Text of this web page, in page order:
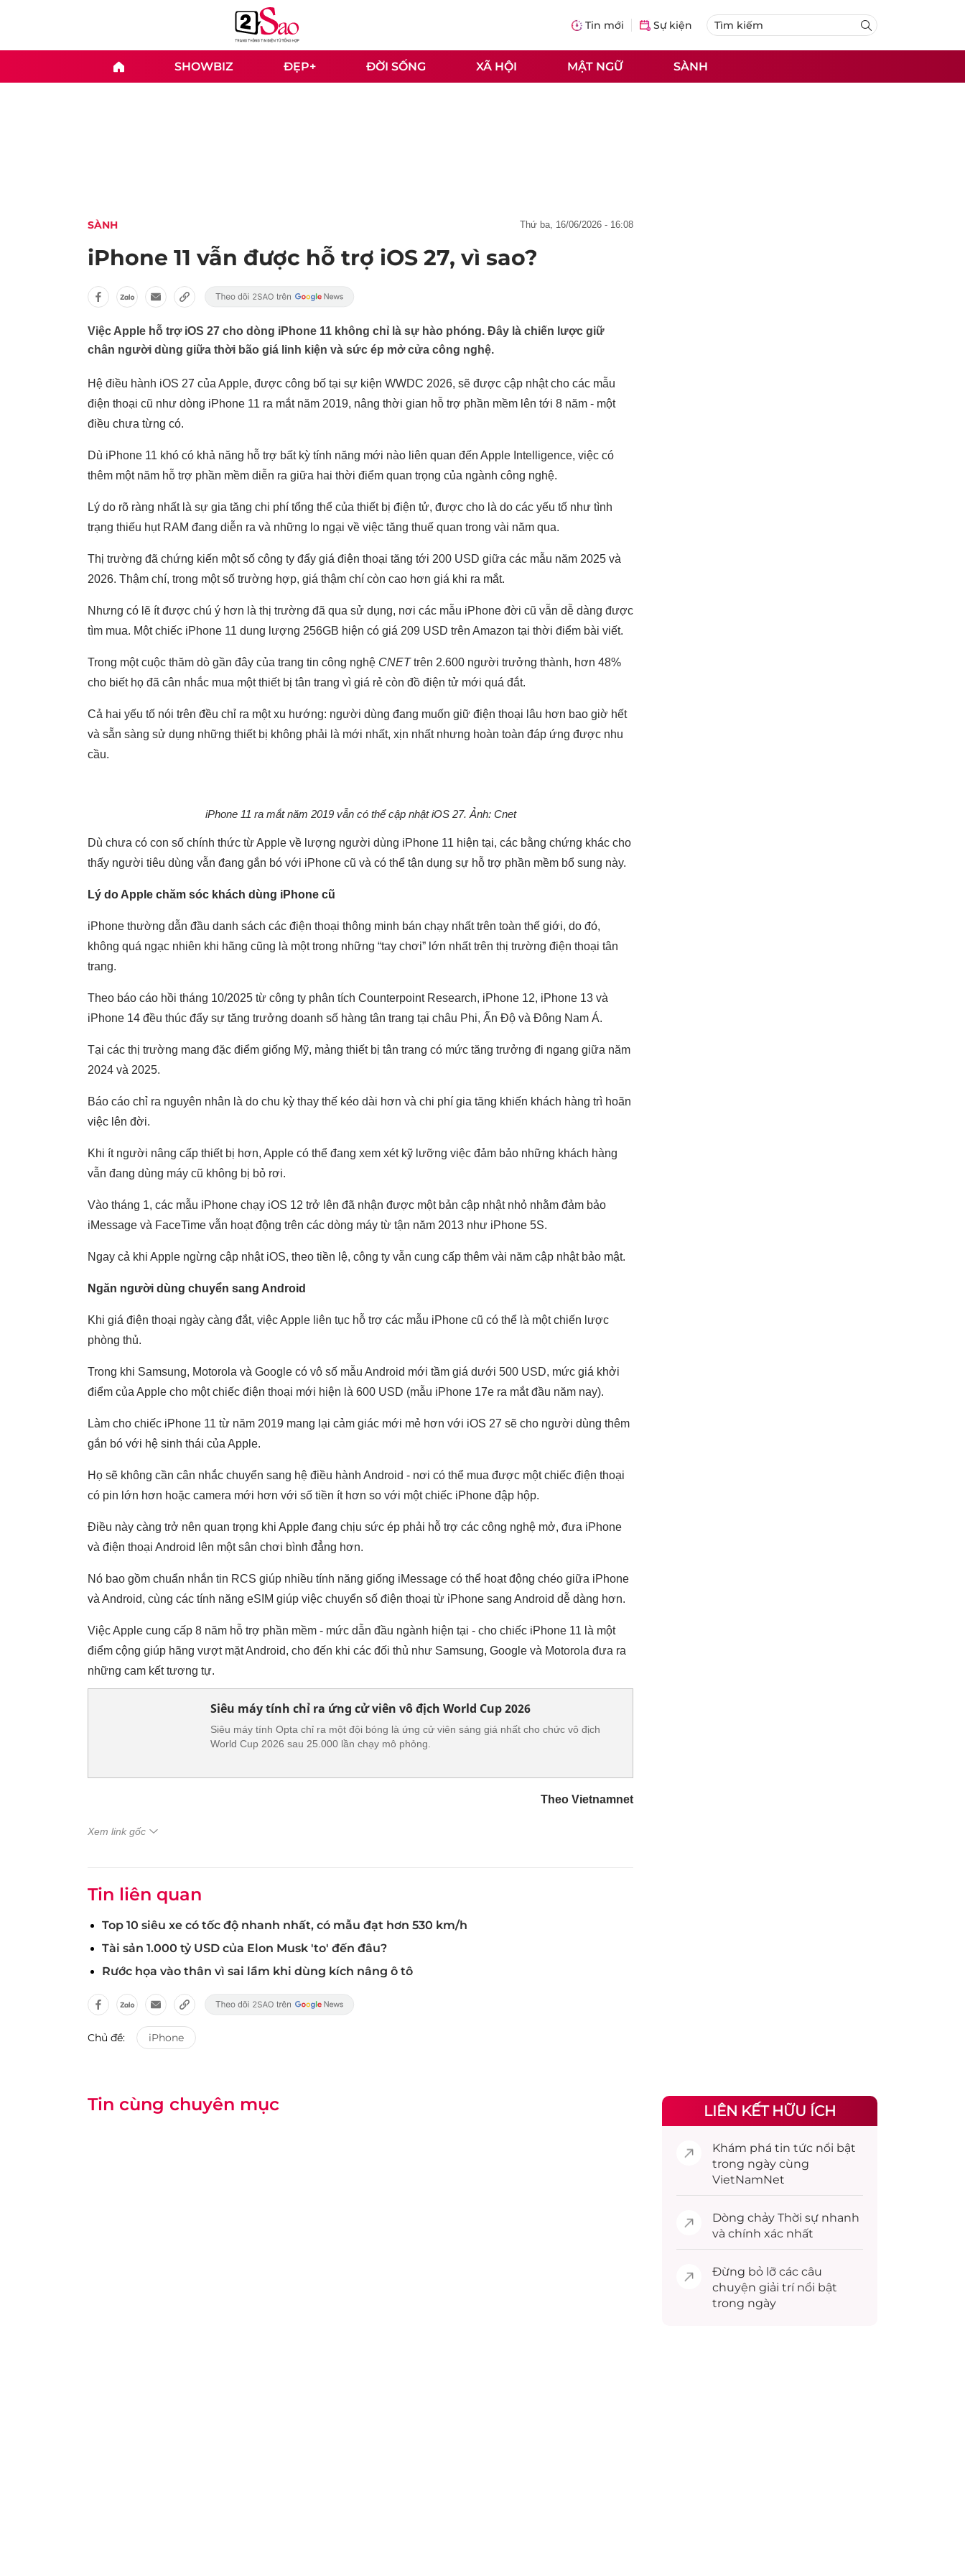
Tin mới Sự kiện
SHOWBIZ ĐẸP+ ĐỜI SỐNG XÃ HỘI MẬT NGỮ SÀNH
SÀNH thứ ba, 16/06/2026 - 16:08
iPhone 11 vẫn được hỗ trợ iOS 27, vì sao?
Việc Apple hỗ trợ iOS 27 cho dòng iPhone 11 không chỉ là sự hào phóng. Đây là chiến lược giữ
chân người dùng giữa thời bão giá linh kiện và sức ép mở cửa công nghệ.
Hệ điều hành iOS 27 của Apple, được công bố tại sự kiện WWDC 2026, sẽ được cập nhật cho các mẫu
điện thoại cũ như dòng iPhone 11 ra mắt năm 2019, nâng thời gian hỗ trợ phần mềm lên tới 8 năm - một
điều chưa từng có.
Dù iPhone 11 khó có khả năng hỗ trợ bất kỳ tính năng mới nào liên quan đến Apple Intelligence, việc có
thêm một năm hỗ trợ phần mềm diễn ra giữa hai thời điểm quan trọng của ngành công nghệ.
Lý do rõ ràng nhất là sự gia tăng chi phí tổng thể của thiết bị điện tử, được cho là do các yếu tố như tình
trạng thiếu hụt RAM đang diễn ra và những lo ngại về việc tăng thuế quan trong vài năm qua.
Thị trường đã chứng kiến một số công ty đẩy giá điện thoại tăng tới 200 USD giữa các mẫu năm 2025 và
2026. Thậm chí, trong một số trường hợp, giá thậm chí còn cao hơn giá khi ra mắt.
Nhưng có lẽ ít được chú ý hơn là thị trường đã qua sử dụng, nơi các mẫu iPhone đời cũ vẫn dễ dàng được
tìm mua. Một chiếc iPhone 11 dung lượng 256GB hiện có giá 209 USD trên Amazon tại thời điểm bài viết.
Trong một cuộc thăm dò gần đây của trang tin công nghệ CNETtrên 2.600 người trưởng thành, hơn 48%
cho biết họ đã cân nhắc mua một thiết bị tân trang vì giá rẻ còn đồ điện tử mới quá đắt.
Cả hai yếu tố nói trên đều chỉ ra một xu hướng: người dùng đang muốn giữ điện thoại lâu hơn bao giờ hết
và sẵn sàng sử dụng những thiết bị không phải là mới nhất, xịn nhất nhưng hoàn toàn đáp ứng được nhu
cầu.
iPhone 11 ra mắt năm 2019 vẫn có thể cập nhật iOS 27. Ảnh: Cnet
Dù chưa có con số chính thức từ Apple về lượng người dùng iPhone 11 hiện tại, các bằng chứng khác cho
thấy người tiêu dùng vẫn đang gắn bó với iPhone cũ và có thể tận dụng sự hỗ trợ phần mềm bổ sung này.
Lý do Apple chăm sóc khách dùng iPhone cũ
iPhone thường dẫn đầu danh sách các điện thoại thông minh bán chạy nhất trên toàn thế giới, do đó,
không quá ngạc nhiên khi hãng cũng là một trong những “tay chơi” lớn nhất trên thị trường điện thoại tân
trang.
Theo báo cáo hồi tháng 10/2025 từ công ty phân tích Counterpoint Research, iPhone 12, iPhone 13 và
iPhone 14 đều thúc đẩy sự tăng trưởng doanh số hàng tân trang tại châu Phi, Ấn Độ và Đông Nam Á.
Tại các thị trường mang đặc điểm giống Mỹ, mảng thiết bị tân trang có mức tăng trưởng đi ngang giữa năm
2024 và 2025.
Báo cáo chỉ ra nguyên nhân là do chu kỳ thay thế kéo dài hơn và chi phí gia tăng khiến khách hàng trì hoãn
việc lên đời.
Khi ít người nâng cấp thiết bị hơn, Apple có thể đang xem xét kỹ lưỡng việc đảm bảo những khách hàng
vẫn đang dùng máy cũ không bị bỏ rơi.
Vào tháng 1, các mẫu iPhone chạy iOS 12 trở lên đã nhận được một bản cập nhật nhỏ nhằm đảm bảo
iMessage và FaceTime vẫn hoạt động trên các dòng máy từ tận năm 2013 như iPhone 5S.
Ngay cả khi Apple ngừng cập nhật iOS, theo tiền lệ, công ty vẫn cung cấp thêm vài năm cập nhật bảo mật.
Ngăn người dùng chuyển sang Android
Khi giá điện thoại ngày càng đắt, việc Apple liên tục hỗ trợ các mẫu iPhone cũ có thể là một chiến lược
phòng thủ.
Trong khi Samsung, Motorola và Google có vô số mẫu Android mới tầm giá dưới 500 USD, mức giá khởi
điểm của Apple cho một chiếc điện thoại mới hiện là 600 USD (mẫu iPhone 17e ra mắt đầu năm nay).
Làm cho chiếc iPhone 11 từ năm 2019 mang lại cảm giác mới mẻ hơn với iOS 27 sẽ cho người dùng thêm
gắn bó với hệ sinh thái của Apple.
Họ sẽ không cần cân nhắc chuyển sang hệ điều hành Android - nơi có thể mua được một chiếc điện thoại
có pin lớn hơn hoặc camera mới hơn với số tiền ít hơn so với một chiếc iPhone đập hộp.
Điều này càng trở nên quan trọng khi Apple đang chịu sức ép phải hỗ trợ các công nghệ mở, đưa iPhone
và điện thoại Android lên một sân chơi bình đẳng hơn.
Nó bao gồm chuẩn nhắn tin RCS giúp nhiều tính năng giống iMessage có thể hoạt động chéo giữa iPhone
và Android, cùng các tính năng eSIM giúp việc chuyển số điện thoại từ iPhone sang Android dễ dàng hơn.
Việc Apple cung cấp 8 năm hỗ trợ phần mềm - mức dẫn đầu ngành hiện tại - cho chiếc iPhone 11 là một
điểm cộng giúp hãng vượt mặt Android, cho đến khi các đối thủ như Samsung, Google và Motorola đưa ra
những cam kết tương tự.
Siêu máy tính chỉ ra ứng cử viên vô địch World Cup 2026
Siêu máy tính Opta chỉ ra một đội bóng là ứng cử viên sáng giá nhất cho chức vô địch
World Cup 2026 sau 25.000 lần chạy mô phỏng.
Theo Vietnamnet
Xem link gốc
Tin liên quan
Top 10 siêu xe có tốc độ nhanh nhất, có mẫu đạt hơn 530 km/h
Tài sản 1.000 tỷ USD của Elon Musk 'to' đến đâu?
Rước họa vào thân vì sai lầm khi dùng kích nâng ô tô
Chủ đề: iPhone
Tin cùng chuyên mục LIÊN KẾT HỮU ÍCH
Khám phá tin tức nổi bật
trong ngày cùng
VietNamNet
Dòng chảy Thời sự nhanh
và chính xác nhất
Đừng bỏ lỡ các câu
chuyện giải trínổi bật
trong ngày